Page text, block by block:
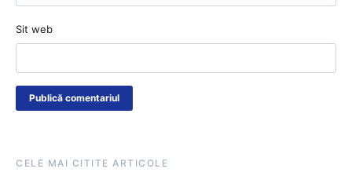
Sit web
CELE MAI CITITE ARTICOLE